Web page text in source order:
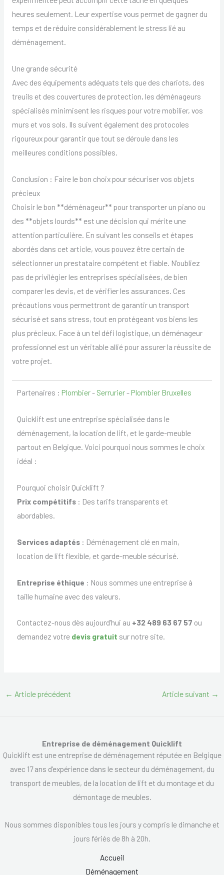
heures seulement. Leur expertise vous permet de gagner du
temps et de réduire considérablement le stress lié au
déménagement.
Une grande sécurité
Avec des équipements adéquats tels que des chariots, des
treuils et des couvertures de protection, les déménageurs
spécialisés minimisent les risques pour votre mobilier, vos
murs et vos sols. Ils suivent également des protocoles
rigoureux pour garantir que tout se déroule dans les
meilleures conditions possibles.
Conclusion : Faire le bon choix pour sécuriser vos objets
précieux
Choisir le bon **déménageur** pour transporter un piano ou
des **objets lourds** est une décision qui mérite une
attention particulière. En suivant les conseils et étapes
abordés dans cet article, vous pouvez être certain de
sélectionner un prestataire compétent et fiable. N’oubliez
pas de privilégier les entreprises spécialisées, de bien
comparer les devis, et de vérifier les assurances. Ces
précautions vous permettront de garantir un transport
sécurisé et sans stress, tout en protégeant vos biens les
plus précieux. Face à un tel défi logistique, un déménageur
professionnel est un véritable allié pour assurer la réussite de
votre projet.
Partenaires : Plombier- Serrurier- Plombier Bruxelles
Quicklift est une entreprise spécialisée dans le
déménagement, la location de lift, et le garde-meuble
partout en Belgique. Voici pourquoi nous sommes le choix
idéal :
Pourquoi choisir Quicklift ?
Prix compétitifs: Des tarifs transparents et
abordables.
Services adaptés: Déménagement clé en main,
location de lift flexible, et garde-meuble sécurisé.
Entreprise éthique : Nous sommes une entreprise à
taille humaine avec des valeurs.
Contactez-nous dès aujourd’hui au +32 489 63 67 57 ou
demandez votre devis gratuit sur notre site.
← Article précédent Article suivant →
Entreprise de déménagement Quicklift
Quicklift est une entreprise de déménagement réputée en Belgique
avec 17 ans d’expérience dans le secteur du déménagement, du
transport de meubles, de la location de lift et du montage et du
démontage de meubles.
Nous sommes disponibles tous les jours y compris le dimanche et
jours fériés de 8h à 20h.
Accueil
Déménagement